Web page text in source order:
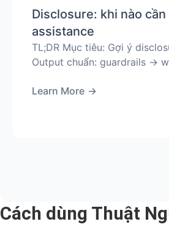
Disclosure: khi nào
assistance
TL;DR Mục tiêu: Gợi ý
Output chuẩn: guardrails →
Learn More →
Cách dùng Thuật